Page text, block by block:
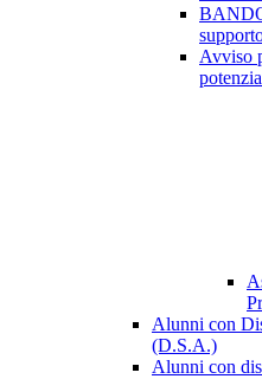
Avviso
Alunni con
(D.S.A.)
Alunni con